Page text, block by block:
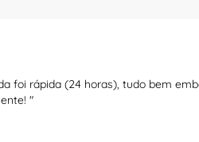
foi rápida (24 horas), tudo bem
"